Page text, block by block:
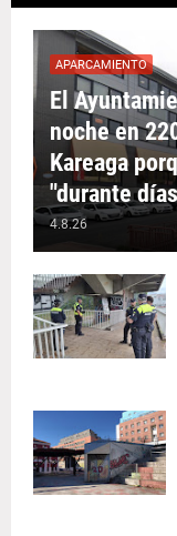
APARCAMIENTO
El
noche en
Kareaga
"durante
4.8.26